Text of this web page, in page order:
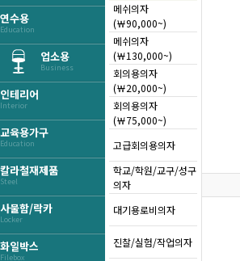
연수용
Education
업소용
Business
인테리어
Interior
교육용가구
Education
칼라철재제품
Steel
사물함/락카
Locker
화일박스
Filebox
메쉬의자
(￦90,000~)
메쉬의자
(￦130,000~)
회의용의자
(￦20,000~)
회의용의자
(￦75,000~)
고급회의용의자
학교/학원/교구/성구
의자
대기용로비의자
진찰/실험/작업의자